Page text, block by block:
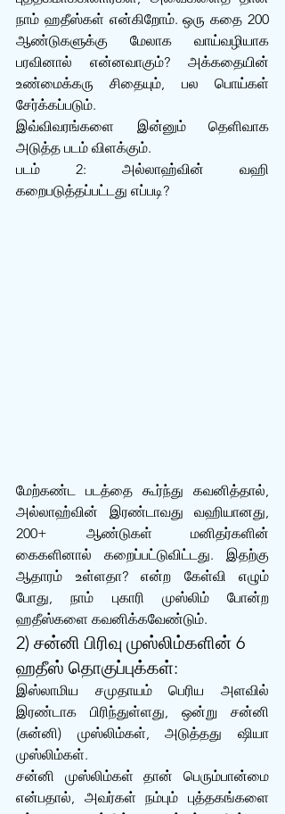
நாம் ஹதீஸ்கள் என்கிறோம். ஒரு கதை 200
ஆண்டுகளுக்கு மேலாக வாய்வழியாக
பரவினால் என்னவாகும்? அக்கதையின்
உண்மைக்கரு சிதையும், பல பொய்கள்
சேர்க்கப்படும்.
இவ்விவரங்களை இன்னும் தெளிவாக
அடுத்த படம் விளக்கும்.
படம் 2: அல்லாஹ்வின் வஹி
கறைபடுத்தப்பட்டது எப்படி?
மேற்கண்ட படத்தை கூர்ந்து கவனித்தால்,
அல்லாஹ்வின் இரண்டாவது வஹியானது,
200+ ஆண்டுகள் மனிதர்களின்
கைகளினால் கறைப்பட்டுவிட்டது. இதற்கு
ஆதாரம் உள்ளதா? என்ற கேள்வி எழும்
போது, நாம் புகாரி முஸ்லிம் போன்ற
ஹதீஸ்களை கவனிக்கவேண்டும்.
2) சன்னி பிரிவு முஸ்லிம்களின் 6
ஹதீஸ் தொகுப்புக்கள்:
இஸ்லாமிய சமுதாயம் பெரிய அளவில்
இரண்டாக பிரிந்துள்ளது, ஒன்று சன்னி
(சுன்னி) முஸ்லிம்கள், அடுத்தது ஷியா
முஸ்லிம்கள்.
சன்னி முஸ்லிம்கள் தான் பெரும்பான்மை
என்பதால், அவர்கள் நம்பும் புத்தகங்களை